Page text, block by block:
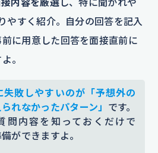
内容を厳選し、特に聞かれや
やすく紹介。自分の回答を記入
に用意した回答を面接直前に
。
失敗しやすいのが「予想外の
れなかったパターン」 です。
問内容を知っておくだけで
ができますよ。